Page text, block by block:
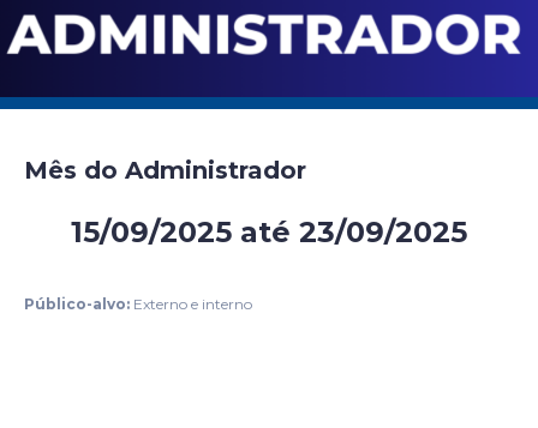
Mês do Administrador
15/09/2025 até 23/09/2025
Público-alvo: Externo e interno